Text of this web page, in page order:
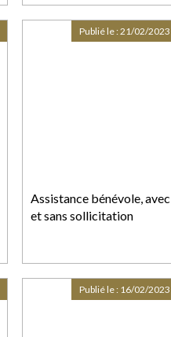
en CDI
Assistance bénévole, avec
et sans sollicitation
Publié le :21/02/2023
Publié le : 16/02/2023